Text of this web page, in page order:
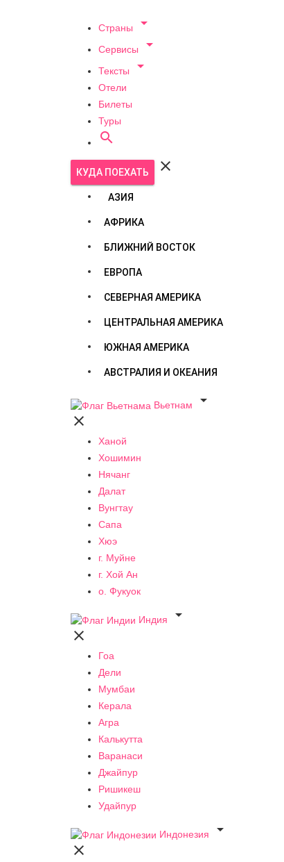
Страны 
Сервисы 
Тексты 
Отели
Билеты
Туры

КУДА ПОЕХАТЬ 
АЗИЯ
АФРИКА
БЛИЖНИЙ ВОСТОК
ЕВРОПА
СЕВЕРНАЯ АМЕРИКА
ЦЕНТРАЛЬНАЯ АМЕРИКА
ЮЖНАЯ АМЕРИКА
АВСТРАЛИЯ И ОКЕАНИЯ
Вьетнам


Ханой
Хошимин
Нячанг
Далат
Вунгтау
Сапа
Хюэ
г. Муйне
г. Хой Ан
о. Фукуок
Индия


Гоа
Дели
Мумбаи
Керала
Агра
Калькутта
Варанаси
Джайпур
Ришикеш
Удайпур
Индонезия

